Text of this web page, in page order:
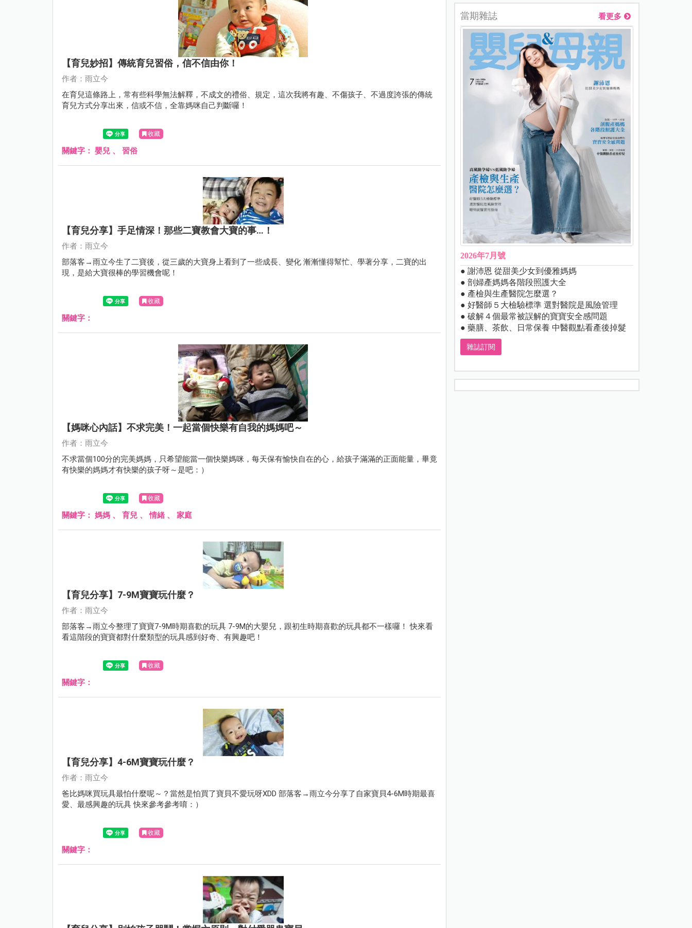
【育兒妙招】傳統育兒習俗，信不信由你！
作者：雨立今
在育兒這條路上，常有些科學無法解釋，不成文的禮俗、規定，這次我將有趣、不傷孩子、不過度誇張的傳統
育兒方式分享出來，信或不信，全靠媽咪自己判斷囉！
收藏
關鍵字： 嬰兒 、 習俗
【育兒分享】手足情深！那些二寶教會大寶的事…！
作者：雨立今
部落客→雨立今生了二寶後，從三歲的大寶身上看到了一些成長、變化 漸漸懂得幫忙、學著分享，二寶的出
現，是給大寶很棒的學習機會呢！
收藏
關鍵字：
【媽咪心內話】不求完美！一起當個快樂有自我的媽媽吧～
作者：雨立今
不求當個100分的完美媽媽，只希望能當一個快樂媽咪，每天保有愉快自在的心，給孩子滿滿的正面能量，畢竟
有快樂的媽媽才有快樂的孩子呀～是吧：）
收藏
關鍵字： 媽媽 、 育兒 、情緒 、 家庭
【育兒分享】7-9M寶寶玩什麼？
作者：雨立今
部落客→雨立今整理了寶寶7-9M時期喜歡的玩具 7-9M的大嬰兒，跟初生時期喜歡的玩具都不一樣囉！ 快來看
看這階段的寶寶都對什麼類型的玩具感到好奇、有興趣吧！
收藏
關鍵字：
【育兒分享】4-6M寶寶玩什麼？
作者：雨立今
爸比媽咪買玩具最怕什麼呢～？當然是怕買了寶貝不愛玩呀XDD 部落客→雨立今分享了自家寶貝4-6M時期最喜
愛、最感興趣的玩具 快來參考參考唷：）
收藏
關鍵字：
當期雜誌 看更多
2026年7月號
● 謝沛恩 從甜美少女到優雅媽媽
● 剖婦產媽媽各階段照護大全
● 產檢與生產醫院怎麼選？
● 好醫師５大檢驗標準 選對醫院是風險管理
● 破解４個最常被誤解的寶寶安全感問題
● 藥膳、茶飲、日常保養 中醫觀點看產後掉髮
雜誌訂閱